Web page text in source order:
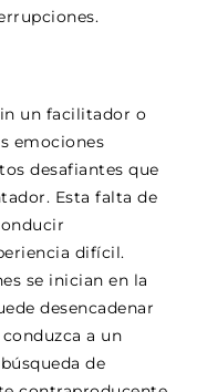
un facilitador o
emociones
desafiantes que
Esta falta de
difícil.
se inician en la
desencadenar
a un
de